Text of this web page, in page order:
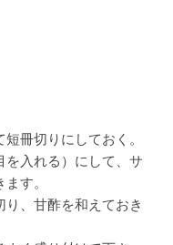
冊切りにしておく。
を入れる）にして、サ
す。
、甘酢を和えておき